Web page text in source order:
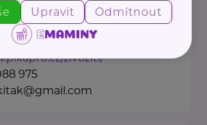
vznikl tak kolektiv -
zivoziti/
975
Upravit Odmítnout